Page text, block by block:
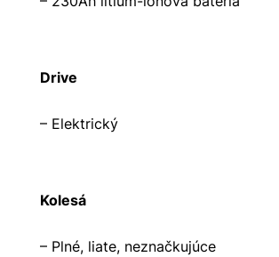
Drive
– Elektrický
Kolesá
– Plné, liate, neznačkujúce